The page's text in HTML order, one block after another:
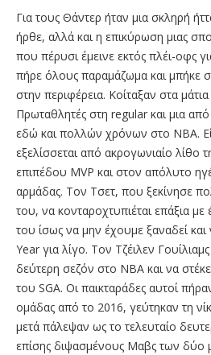
Για τους Θάντερ ήταν μια σκληρή
ήρθε, αλλά και η επικύρωση μιας
που πέρυσι έμεινε εκτός πλέι-οφς
πήρε όλους παραμάζωμα και μπήκε
στην περιφέρεια. Κοίταξαν στα
Πρωταθλητές στη regular και μια
εδώ και πολλών χρόνων στο ΝΒΑ.
εξελίσσεται από ακρογωνιαίο λίθο
επιπέδου MVP και στον απόλυτο
αρμάδας. Τον Τσετ, που ξεκίνησε
του, να κονταροχτυπιέται επάξια
του ίσως να μην έχουμε ξαναδεί
Year για λίγο. Τον Τζέιλεν
δεύτερη σεζόν στο ΝΒΑ και να
του SGA. Οι παικταράδες αυτοί
ομάδας από το 2016, γεύτηκαν τη
μετά πάλεψαν ως το τελευταίο
επίσης διψασμένους Μαβς των δύο